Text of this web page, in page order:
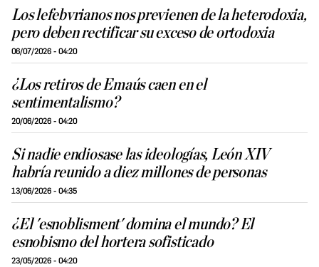
Los lefebvrianos nos previenen de la heterodoxia,
pero deben rectificar su exceso de ortodoxia
06/07/2026 - 04:20
¿Los retiros de Emaús caen en el
sentimentalismo?
20/06/2026 - 04:20
Si nadie endiosase las ideologías, León XIV
habría reunido a diez millones de personas
13/06/2026 - 04:35
¿El 'esnoblisment' domina el mundo? El
esnobismo del hortera sofisticado
23/05/2026 - 04:20